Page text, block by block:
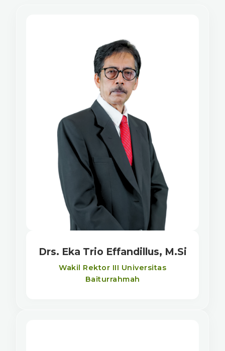
Drs. Eka Trio Effandillus, M.Si
Wakil Rektor III Universitas
Baiturrahmah